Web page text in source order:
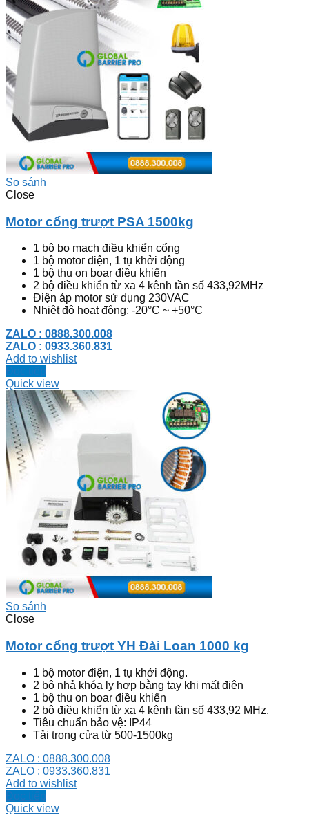
So sánh
Close
Motor cổng trượt PSA 1500kg
1 bộ bo mạch điều khiển cổng
1 bộ motor điện, 1 tụ khởi động
1 bộ thu on boar điều khiển
2 bộ điều khiển từ xa 4 kênh tần số 433,92MHz
Điện áp motor sử dụng 230VAC
Nhiệt độ hoạt động: -20°C ~ +50°C
ZALO : 0888.300.008
ZALO : 0933.360.831
Add to wishlist
Đọc tiếp
Quick view
So sánh
Close
Motor cổng trượt YH Đài Loan 1000 kg
1 bộ motor điện, 1 tụ khởi động.
2 bộ nhả khóa ly hợp bằng tay khi mất điện
1 bộ thu on boar điều khiển
2 bộ điều khiển từ xa 4 kênh tần số 433,92 MHz.
Tiêu chuẩn bảo vệ: IP44
Tải trọng cửa từ 500-1500kg
ZALO : 0888.300.008
ZALO : 0933.360.831
Add to wishlist
Đọc tiếp
Quick view